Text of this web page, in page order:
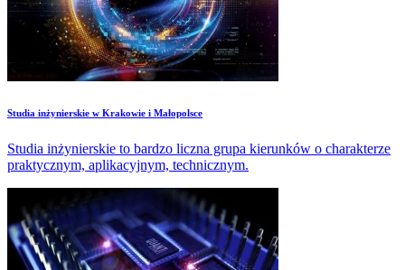
Studia inżynierskie w Krakowie i Małopolsce
Studia inżynierskie to bardzo liczna grupa kierunków o charakterze
praktycznym, aplikacyjnym, technicznym.